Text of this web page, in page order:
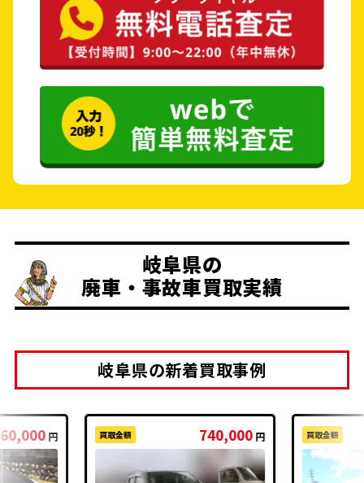
岐阜県の
廃車・事故車買取実績
岐阜県の新着買取事例
円 買取金額 740,000 円 買取金額